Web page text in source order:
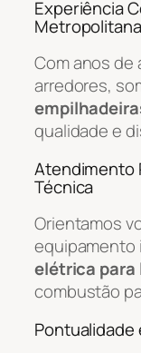
Experiência
Metropolitana
Com anos de
arredores,
qualidade e
Atendimento
Técnica
Orientamos
equipamento
elétrica para
combustão
Pontualidade